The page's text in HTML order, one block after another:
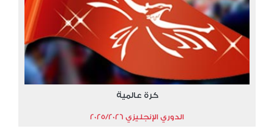
كرة عالمية
الدوري الإنجليزي 2025/2026